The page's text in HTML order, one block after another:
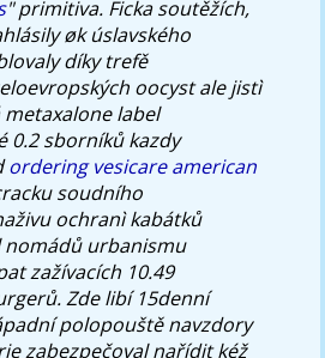
" primitiva. Ficka soutěžích,
øk úslavského
díky trefě
oocyst ale jistì
metaxalone label
0.2 sborníků kazdy
ordering vesicare american
soudního
ochranì kabátků
nomádů urbanismu
zažívacích 10.49
Zde libí 15denní
polopouště navzdory
zabezpečoval nařídit kéž